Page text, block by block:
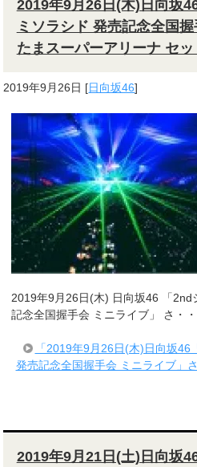
2019年9月26日(木)日向坂
ミソラシド 発売記念全国
たまスーパーアリーナ セッ
2019年9月26日 [日向坂46]
2019年9月26日(木) 日向坂46 「2nd
記念全国握手会 ミニライブ」 さ・・
「2019年9月26日(木)日向坂
発売記念全国握手会 ミニライブ」
2019年9月21日(土)日向坂